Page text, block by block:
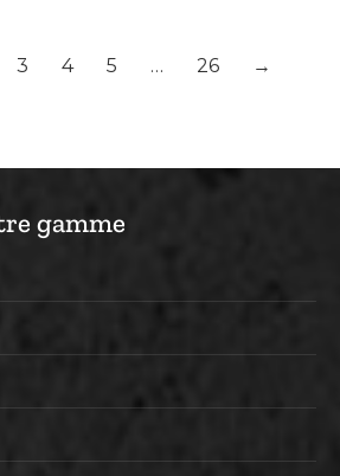
3 4 5 … 26 →
gamme